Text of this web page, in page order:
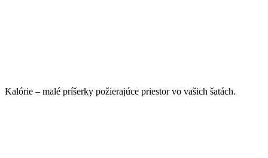
Kalórie – malé príšerky požierajúce priestor vo vašich šatách.